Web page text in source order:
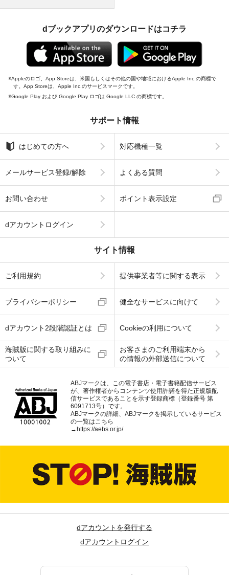
dブックアプリのダウンロードはコチラ
Appleのロゴ、App Storeは、米国もしくはその他の国や地域におけるApple Inc.の商標で
す。App Storeは、Apple Inc.のサービスマークです。
Google Play および Google Play ロゴは Google LLC の商標です。
サポート情報
はじめての方へ 対応機種一覧
メールサービス登録/解除 よくある質問
お問い合わせ ポイント表示設定
dアカウントログイン
サイト情報
ご利用規約 提供事業者等に関する表示
プライバシーポリシー 健全なサービスに向けて
dアカウント2段階認証とは Cookieの利用について
海賊版に関する取り組みに
ついて
お客さまのご利用端末から
の情報の外部送信について
ABJマークは、この電子書店・電子書籍配信サービス
が、著作権者からコンテンツ使用許諾を得た正規版配
信サービスであることを示す登録商標（登録番号 第
6091713号）です。
ABJマークの詳細、ABJマークを掲示しているサービス
の一覧はこちら
→ https://aebs.or.jp/
dアカウントを発行する
dアカウントログイン